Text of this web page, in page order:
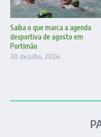
Saiba o que marca a agenda
desportiva de agosto em
Portimão
30 de Julho, 2026